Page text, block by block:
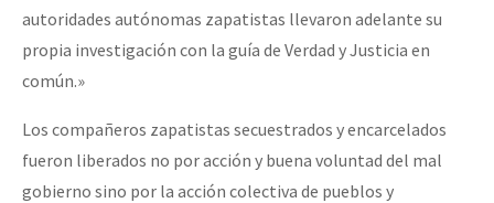
autoridades autónomas zapatistas llevaron adelante su
propia investigación con la guía de Verdad y Justicia en
común.»
Los compañeros zapatistas secuestrados y encarcelados
fueron liberados no por acción y buena voluntad del mal
gobierno sino por la acción colectiva de pueblos y